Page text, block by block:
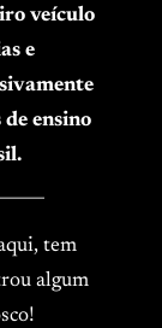
veículo
e
ensino
tem
algum